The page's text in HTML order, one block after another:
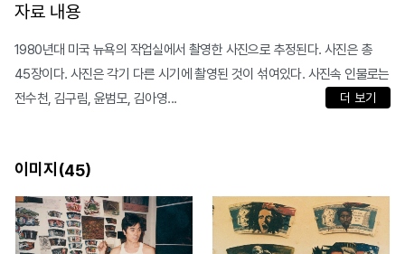
자료 내용
1980년대 미국 뉴욕의 작업실에서 촬영한 사진으로 추정된다. 사진은 총
45장이다. 사진은 각기 다른 시기에 촬영된 것이 섞여있다. 사진속 인물로는
전수천, 김구림, 윤범모, 김아영...
더 보기
이미지(45)